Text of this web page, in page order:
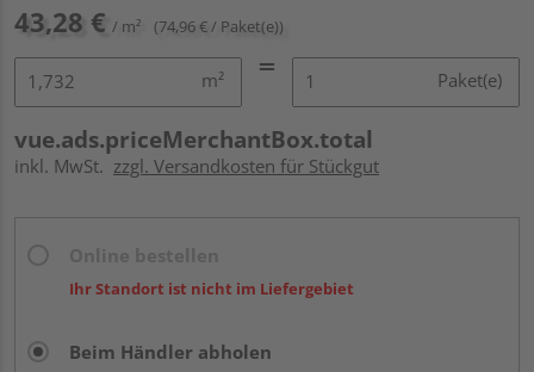
43,28 € / m² (74,96 € / Paket(e))
m² Paket(e)
vue.ads.priceMerchantBox.total
inkl. MwSt. zzgl. Versandkosten für Stückgut
Ihr Standort ist nicht im Liefergebiet
Beim Händler abholen